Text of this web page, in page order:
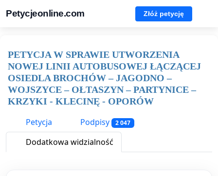
Petycjeonline.com Złóż petycję
PETYCJA W SPRAWIE UTWORZENIA
NOWEJ LINII AUTOBUSOWEJ ŁĄCZĄCEJ
OSIEDLA BROCHÓW – JAGODNO –
WOJSZYCE – OŁTASZYN – PARTYNICE –
KRZYKI - KLECINĘ - OPORÓW
Petycja
Podpisy 2 047
Dodatkowa widzialność